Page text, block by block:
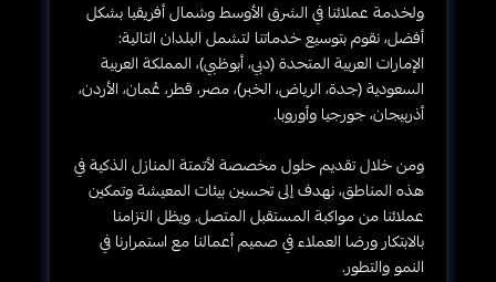
ولخدمة عملائنا في الشرق الأوسط وشمال أفريقيا بشكل
أفضل، نقوم بتوسيع خدماتنا لتشمل البلدان التالية:
الإمارات العربية المتحدة (دبي، أبوظبي)، المملكة العربية
السعودية (جدة، الرياض، الخبر)، مصر، قطر، عُمان، الأردن،
أذربيجان، جورجيا وأوروبا.
ومن خلال تقديم حلول مخصصة لأتمتة المنازل الذكية في
هذه المناطق، نهدف إلى تحسين بيئات المعيشة وتمكين
عملائنا من مواكبة المستقبل المتصل. ويظل التزامنا
بالابتكار ورضا العملاء في صميم أعمالنا مع استمرارنا في
النمو والتطور.